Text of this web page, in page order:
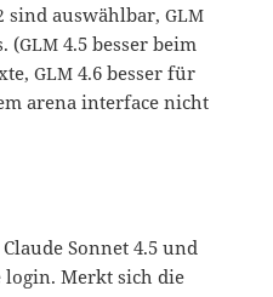
sind aus­wähl­bar,GLM
(GLM 4.5 bes­ser beim
GLM 4.6 bes­ser für
are­na inter­face nicht
Son­net 4.5 und
log­in. Merkt sich die